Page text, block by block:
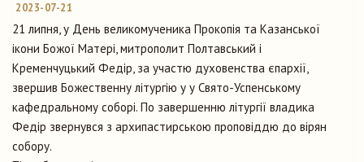
2023-07-21
21 липня, у День великомученика Прокопія та Казанської
ікони Божої Матері, митрополит Полтавський і
Кременчуцький Федір, за участю духовенства єпархії,
звершив Божественну літургію у у Свято-Успенському
кафедральному соборі. По завершенню літургії владика
Федір звернувся з архипастирською проповіддю до вірян
собору.